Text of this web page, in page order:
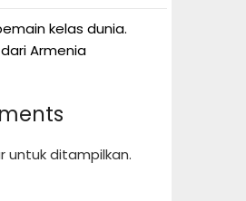
kelas dunia.
Armenia
untuk ditampilkan.